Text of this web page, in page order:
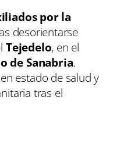
por la
desorientarse
Tejedelo, en el
de Sanabria.
estado de salud y
tras el